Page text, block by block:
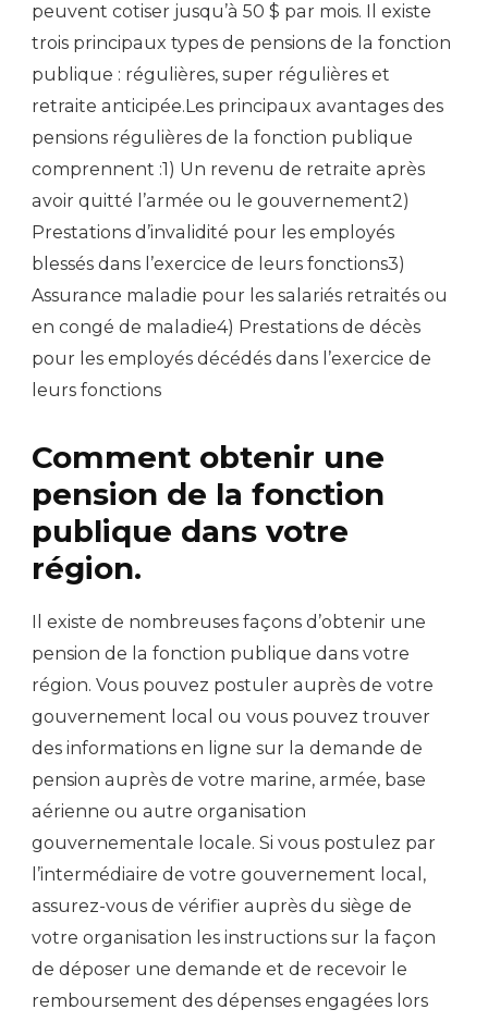
peuvent cotiser jusqu’à 50 $ par mois. Il existe
trois principaux types de pensions de la fonction
publique : régulières, super régulières et
retraite anticipée.Les principaux avantages des
pensions régulières de la fonction publique
comprennent :1) Un revenu de retraite après
avoir quitté l’armée ou le gouvernement2)
Prestations d’invalidité pour les employés
blessés dans l’exercice de leurs fonctions3)
Assurance maladie pour les salariés retraités ou
en congé de maladie4) Prestations de décès
pour les employés décédés dans l’exercice de
leurs fonctions
Comment obtenir une
pension de la fonction
publique dans votre
région.
Il existe de nombreuses façons d’obtenir une
pension de la fonction publique dans votre
région. Vous pouvez postuler auprès de votre
gouvernement local ou vous pouvez trouver
des informations en ligne sur la demande de
pension auprès de votre marine, armée, base
aérienne ou autre organisation
gouvernementale locale. Si vous postulez par
l’intermédiaire de votre gouvernement local,
assurez-vous de vérifier auprès du siège de
votre organisation les instructions sur la façon
de déposer une demande et de recevoir le
remboursement des dépenses engagées lors